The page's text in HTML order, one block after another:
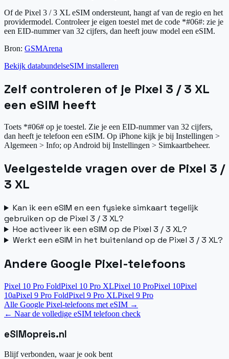
Of de Pixel 3 / 3 XL eSIM ondersteunt, hangt af van de regio en het
providermodel. Controleer je eigen toestel met de code *#06#: zie je
een EID-nummer van 32 cijfers, dan heeft jouw model een eSIM.
Bron: GSMArena
Bekijk databundelseSIM installeren
Zelf controleren of je Pixel 3 / 3 XL
een eSIM heeft
Toets *#06# op je toestel. Zie je een EID-nummer van 32 cijfers,
dan heeft je telefoon een eSIM. Op iPhone kijk je bij Instellingen >
Algemeen > Info; op Android bij Instellingen > Simkaartbeheer.
Veelgestelde vragen over de Pixel 3 /
3 XL
Kan ik een eSIM en een fysieke simkaart tegelijk
gebruiken op de Pixel 3 / 3 XL?
Hoe activeer ik een eSIM op de Pixel 3 / 3 XL?
Werkt een eSIM in het buitenland op de Pixel 3 / 3 XL?
Andere Google Pixel-telefoons
Pixel 10 Pro FoldPixel 10 Pro XLPixel 10 ProPixel 10Pixel
10aPixel 9 Pro FoldPixel 9 Pro XLPixel 9 Pro
Alle Google Pixel-telefoons met eSIM →
← Naar de volledige eSIM telefoon check
eSIMopreis.nl
Blijf verbonden, waar je ook bent